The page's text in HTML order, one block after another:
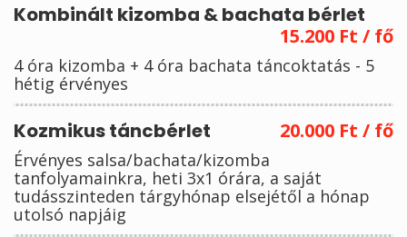
Kombinált kizomba & bachata bérlet
15.200 Ft / fő
4 óra kizomba + 4 óra bachata táncoktatás - 5
hétig érvényes
Kozmikus táncbérlet 20.000 Ft / fő
Érvényes salsa/bachata/kizomba
tanfolyamainkra, heti 3x1 órára, a saját
tudásszinteden tárgyhónap elsejétől a hónap
utolsó napjáig